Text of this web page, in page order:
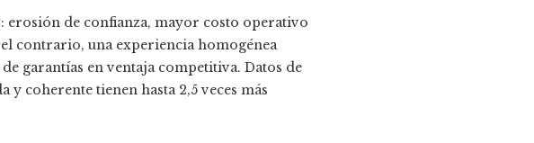
erosión de confianza, mayor costo operativo
contrario, una experiencia homogénea
garantías en ventaja competitiva. Datos de
coherente tienen hasta 2,5 veces más